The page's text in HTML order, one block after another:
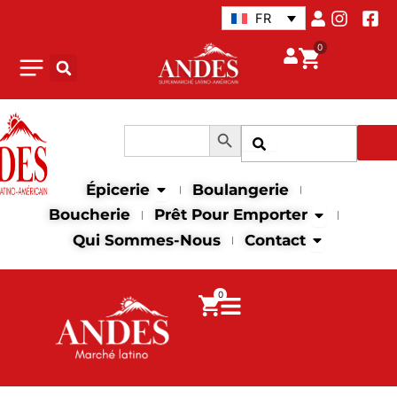
FR
0
Search
Search Button
Épicerie Open Épicerie
Boulangerie
Boucherie
Prêt Pour Emporter Open Prêt
Qui Sommes-Nous Contact Open
0